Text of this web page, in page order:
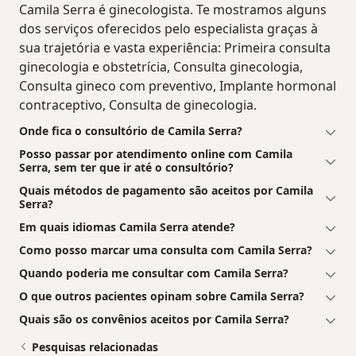
Camila Serra é ginecologista. Te mostramos alguns
dos serviços oferecidos pelo especialista graças à
sua trajetória e vasta experiência: Primeira consulta
ginecologia e obstetrícia, Consulta ginecologia,
Consulta gineco com preventivo, Implante hormonal
contraceptivo, Consulta de ginecologia.
Onde fica o consultório de Camila Serra?
Posso passar por atendimento online com Camila
Serra, sem ter que ir até o consultório?
Quais métodos de pagamento são aceitos por Camila
Serra?
Em quais idiomas Camila Serra atende?
Como posso marcar uma consulta com Camila Serra?
Quando poderia me consultar com Camila Serra?
O que outros pacientes opinam sobre Camila Serra?
Quais são os convênios aceitos por Camila Serra?
Pesquisas relacionadas